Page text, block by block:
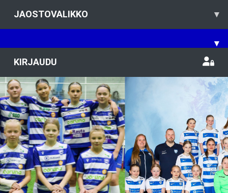
JAOSTOVALIKKO ▾
▾
KIRJAUDU
Previous